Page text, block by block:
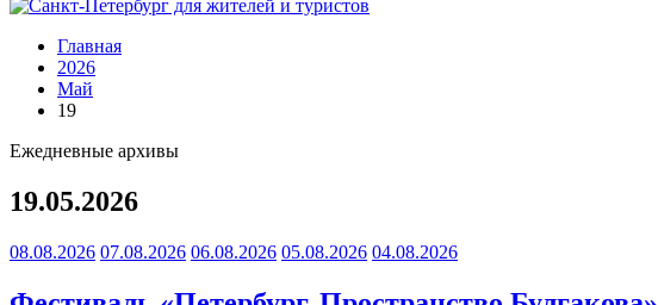
Главная
2026
Май
19
Ежедневные архивы
19.05.2026
08.08.2026 07.08.2026 06.08.2026 05.08.2026 04.08.2026